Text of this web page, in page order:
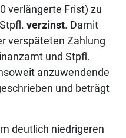
verlängerte Frist) zu
verzinst. Damit
verspäteten Zahlung
und Stpfl.
anzuwendende
und beträgt
deutlich niedrigeren